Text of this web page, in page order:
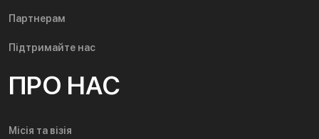
Партнерам
Підтримайте нас
ПРО НАС
Місія та візія